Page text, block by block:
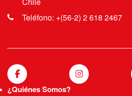
Teléfono: +(56-2) 2 618 2467
¿Quiénes Somos?